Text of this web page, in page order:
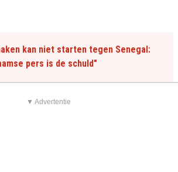
kan niet starten tegen Senegal:
pers is de schuld"
▼ Advertentie